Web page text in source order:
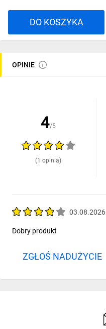
DO KOSZYKA
OPINIE
4/5
(1 opinia)
03.08.2026
Dobry produkt
ZGŁOŚ NADUŻYCIE